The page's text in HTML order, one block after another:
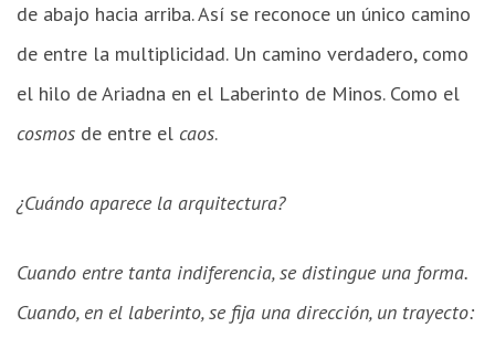
de abajo hacia arriba. Así se reconoce un único camino
de entre la multiplicidad. Un camino verdadero, como
el hilo de Ariadna en el Laberinto de Minos. Como el
cosmos de entre el caos.
¿Cuándo aparece la arquitectura?
Cuando entre tanta indiferencia, se distingue una forma.
Cuando, en el laberinto, se fija una dirección, un trayecto: